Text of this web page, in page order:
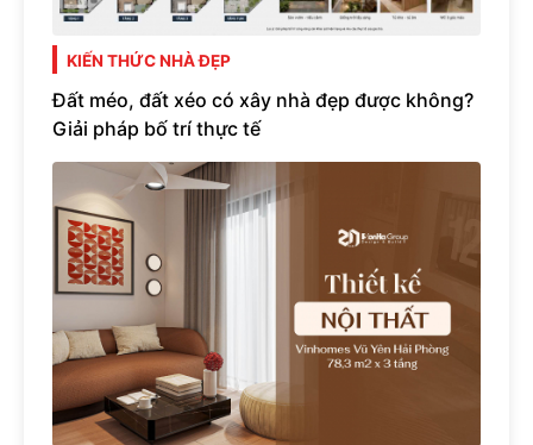
KIẾN THỨC NHÀ ĐẸP
Đất méo, đất xéo có xây nhà đẹp được không?
Giải pháp bố trí thực tế